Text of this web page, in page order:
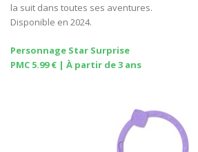
la suit dans toutes ses aventures.
Disponible en 2024.
Personnage Star Surprise
PMC 5.99 € | À partir de 3 ans